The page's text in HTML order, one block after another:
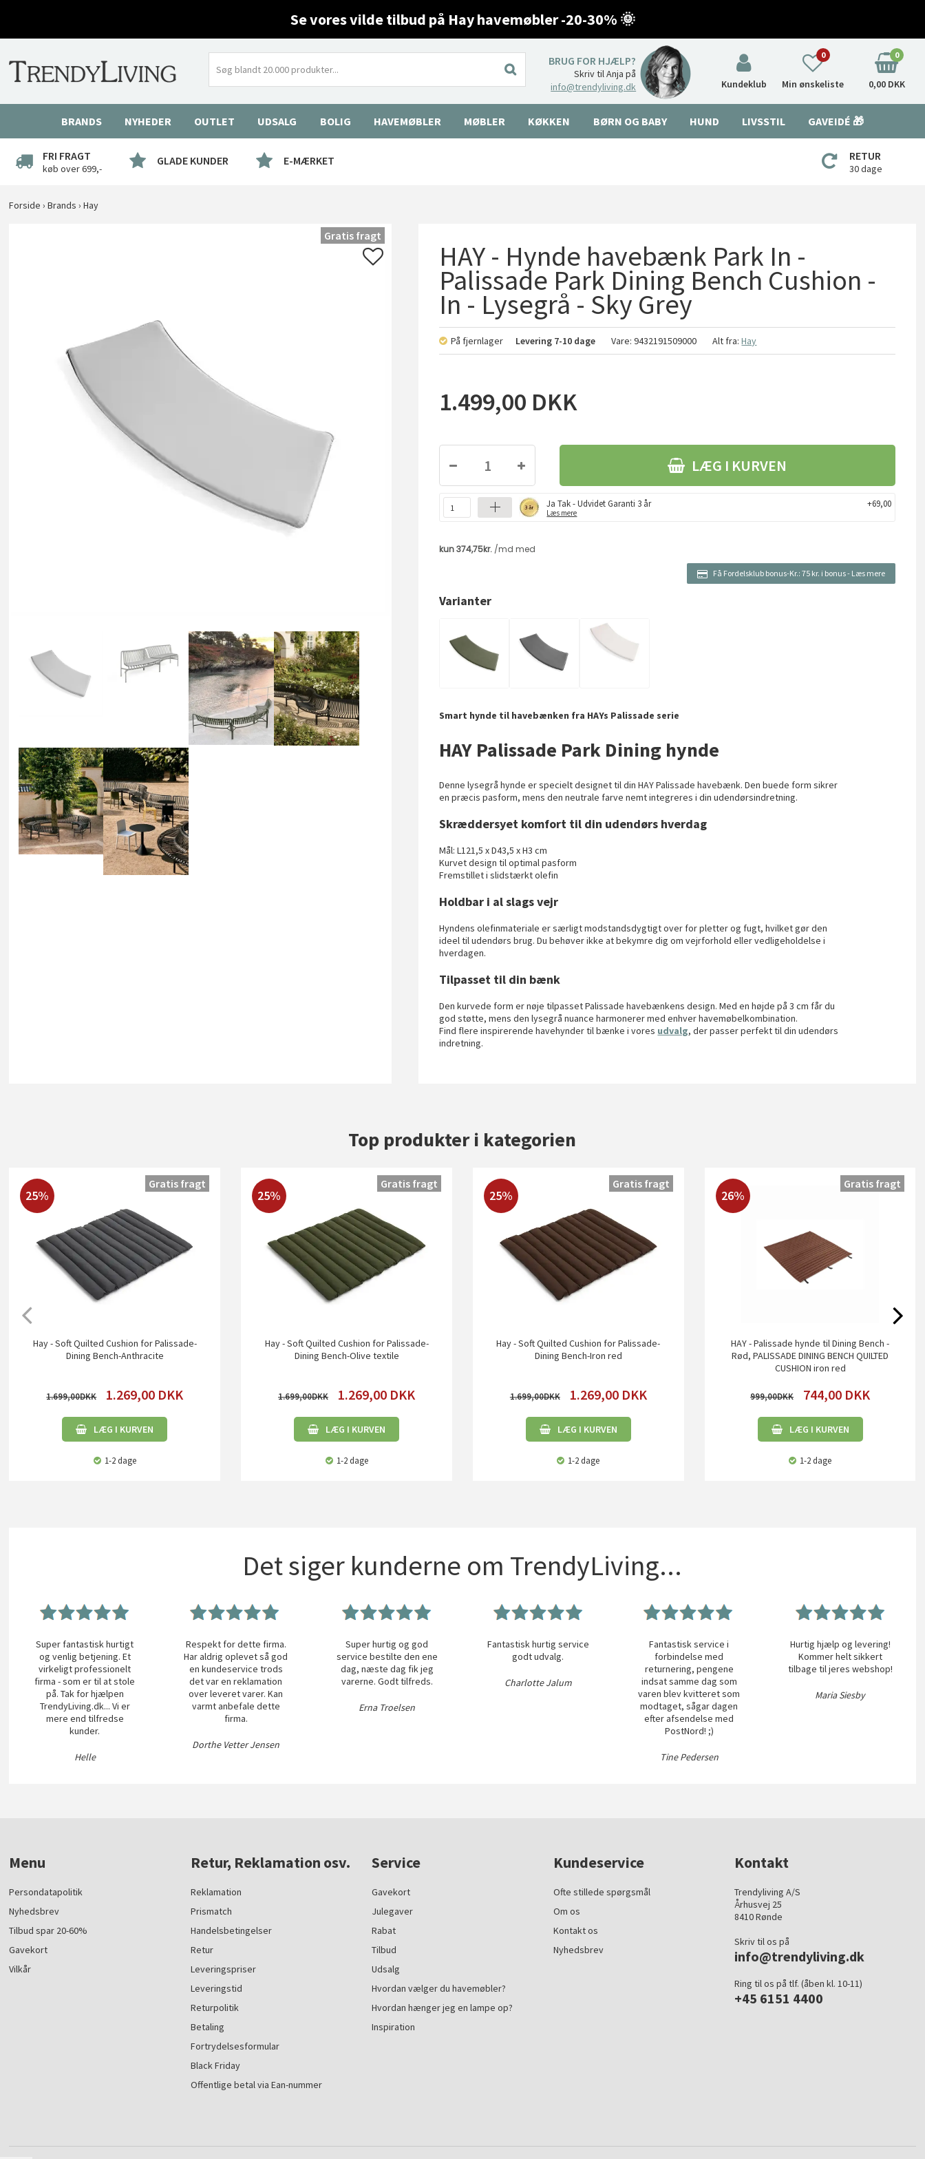
Se vores vilde tilbud på Hay havemøbler -20-30% 🌞
BRUG FOR HJÆLP?
Skriv til Anja på
info@trendyliving.dk
Kundeklub Min ønskeliste
0 0
0,00 DKK
BRANDS NYHEDER OUTLET UDSALG BOLIG HAVEMØBLER MØBLER KØKKEN BØRN OG BABY HUND LIVSSTIL GAVEIDÉ 🎁
FRI FRAGT
køb over 699,-
GLADE KUNDER E-MÆRKET RETUR
30 dage
Forside ›Brands ›Hay
Gratis fragt
HAY - Hynde havebænk Park In -
Palissade Park Dining Bench Cushion -
In - Lysegrå - Sky Grey
På fjernlager Levering 7-10 dage Vare:9432191509000 Alt fra:Hay
1.499,00 DKK
LÆG I KURVEN
Ja Tak - Udvidet Garanti 3 år
Læs mere
+69,00
Få Fordelsklub bonus-Kr.: 75 kr. i bonus- Læs mere
Varianter
Smart hynde til havebænken fra HAYs Palissade serie
HAY Palissade Park Dining hynde
Denne lysegrå hynde er specielt designet til din HAY Palissade havebænk. Den buede form sikrer
en præcis pasform, mens den neutrale farve nemt integreres i din udendørsindretning.
Skræddersyet komfort til din udendørs hverdag
Mål: L121,5 x D43,5 x H3 cm
Kurvet design til optimal pasform
Fremstillet i slidstærkt olefin
Holdbar i al slags vejr
Hyndens olefinmateriale er særligt modstandsdygtigt over for pletter og fugt, hvilket gør den
ideel til udendørs brug. Du behøver ikke at bekymre dig om vejrforhold eller vedligeholdelse i
hverdagen.
Tilpasset til din bænk
Den kurvede form er nøje tilpasset Palissade havebænkens design. Med en højde på 3 cm får du
god støtte, mens den lysegrå nuance harmonerer med enhver havemøbelkombination.
Find flere inspirerende havehynder til bænke i vores udvalg, der passer perfekt til din udendørs
indretning.
Top produkter i kategorien
25%
Hay - Soft Quilted Cushion for Palissade-
Dining Bench-Anthracite
1.699,00 1.269,00 DKK
LÆG I KURVEN
1-2 dage
Gratis fragt
25%
Hay - Soft Quilted Cushion for Palissade-
Dining Bench-Olive textile
1.699,00 1.269,00 DKK
LÆG I KURVEN
1-2 dage
Gratis fragt
25%
Hay - Soft Quilted Cushion for Palissade-
Dining Bench-Iron red
1.699,00 1.269,00 DKK
LÆG I KURVEN
1-2 dage
Gratis fragt
26%
HAY - Palissade hynde til Dining Bench -
Rød, PALISSADE DINING BENCH QUILTED
CUSHION iron red
999,00 744,00 DKK
LÆG I KURVEN
1-2 dage
Gratis fragt
Det siger kunderne om TrendyLiving...
Super fantastisk hurtigt
og venlig betjening. Et
virkeligt professionelt
firma - som er til at stole
på. Tak for hjælpen
TrendyLiving.dk... Vi er
mere end tilfredse
kunder.
Helle
Respekt for dette firma.
Har aldrig oplevet så god
en kundeservice trods
det var en reklamation
over leveret varer. Kan
varmt anbefale dette
firma.
Dorthe Vetter Jensen
Super hurtig og god
service bestilte den ene
dag, næste dag fik jeg
varerne. Godt tilfreds.
Erna Troelsen
Fantastisk hurtig service
godt udvalg.
Charlotte Jalum
Fantastisk service i
forbindelse med
returnering, pengene
indsat samme dag som
varen blev kvitteret som
modtaget, sågar dagen
efter afsendelse med
PostNord! ;)
Tine Pedersen
Hurtig hjælp og levering!
Kommer helt sikkert
tilbage til jeres webshop!
Maria Siesby
Menu
Persondatapolitik
Nyhedsbrev
Tilbud spar 20-60%
Gavekort
Vilkår
Retur, Reklamation osv.
Reklamation
Prismatch
Handelsbetingelser
Retur
Leveringspriser
Leveringstid
Returpolitik
Betaling
Fortrydelsesformular
Black Friday
Offentlige betal via Ean-nummer
Service
Gavekort
Julegaver
Rabat
Tilbud
Udsalg
Hvordan vælger du havemøbler?
Hvordan hænger jeg en lampe op?
Inspiration
Kundeservice
Ofte stillede spørgsmål
Om os
Kontakt os
Nyhedsbrev
Kontakt
Trendyliving A/S
Århusvej 25
8410 Rønde
Skriv til os på
info@trendyliving.dk
Ring til os på tlf. (åben kl. 10-11)
+45 6151 4400